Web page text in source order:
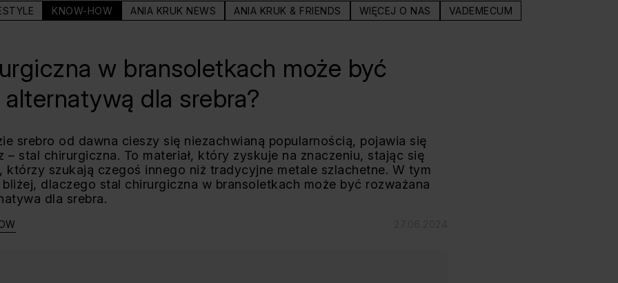
KNOW-HOW ANIA KRUK NEWS ANIA KRUK & FRIENDS WIĘCEJ O NAS VADEMECUM
w bransoletkach może być
dla srebra?
srebro od dawna cieszy się niezachwianą popularnością, pojawia się
stal chirurgiczna. To materiał, który zyskuje na znaczeniu, stając się
którzy szukają czegoś innego niż tradycyjne metale szlachetne. W tym
dlaczego stal chirurgiczna w bransoletkach może być rozważana
dla srebra.